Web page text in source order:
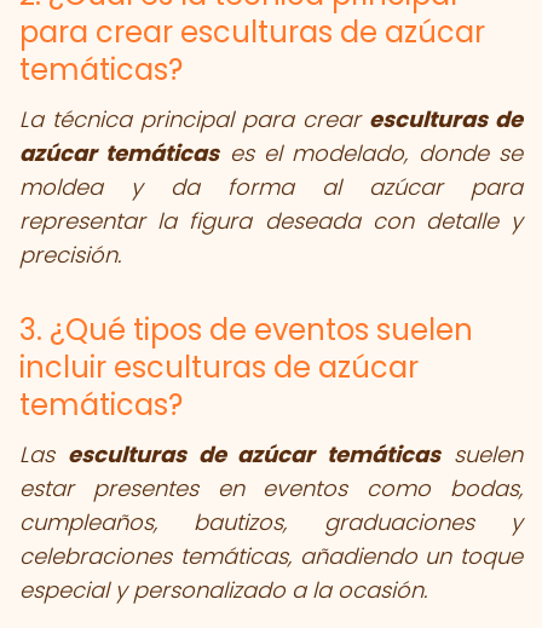
para crear esculturas de azúcar
temáticas?
La técnica principal para crear esculturas de
azúcar temáticases el modelado, donde se
moldea y da forma al azúcar para
representar la figura deseada con detalle y
precisión.
3. ¿Qué tipos de eventos suelen
incluir esculturas de azúcar
temáticas?
Las esculturas de azúcar temáticassuelen
estar presentes en eventos como bodas,
cumpleaños, bautizos, graduaciones y
celebraciones temáticas, añadiendo un toque
especial y personalizado a la ocasión.